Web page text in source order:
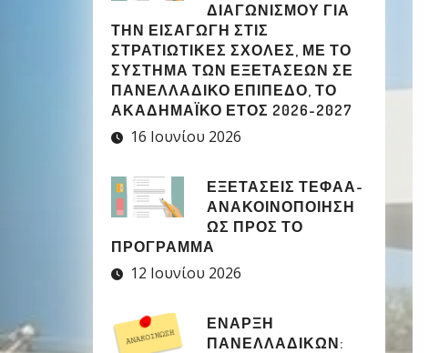
ΔΙΑΓΩΝΙΣΜΟΎ ΓΙΑ
ΤΗΝ ΕΙΣΑΓΩΓΉ ΣΤΙΣ
ΣΤΡΑΤΙΩΤΙΚΈΣ ΣΧΟΛΈΣ, ΜΕ ΤΟ
ΣΎΣΤΗΜΑ ΤΩΝ ΕΞΕΤΆΣΕΩΝ ΣΕ
ΠΑΝΕΛΛΑΔΙΚΌ ΕΠΊΠΕΔΟ, ΤΟ
ΑΚΑΔΗΜΑΪΚΌ ΈΤΟΣ 2026-2027
16 Ιουνίου 2026
ΕΞΕΤΑΣΕΙΣ ΤΕΦΑΑ-
ΑΝΑΚΟΙΝΟΠΟΙΗΣΗ
ΩΣ ΠΡΟΣ ΤΟ
ΠΡΟΓΡΑΜΜΑ
12 Ιουνίου 2026
ΈΝΑΡΞΗ
ΠΑΝΕΛΛΑΔΙΚΏΝ: